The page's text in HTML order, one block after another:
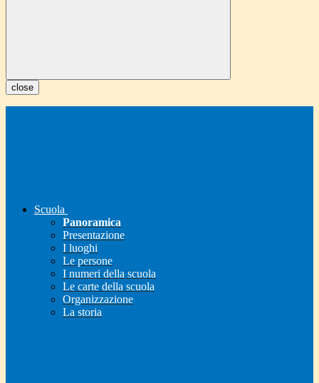
close
Scuola
Panoramica
Presentazione
I luoghi
Le persone
I numeri della scuola
Le carte della scuola
Organizzazione
La storia